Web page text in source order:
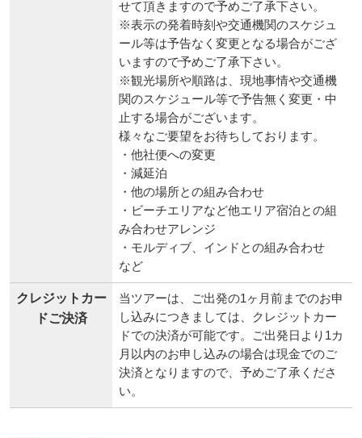
せて頂きますので予めご了承下さい。
※表示の発着時刻や交通機関のスケジュ
ール等は予告なく変更となる場合がござ
いますので予めご了承下さい。
※観光場所や順路は、現地事情や交通機
関のスケジュール等で予告無く変更・中
止する場合がございます。
様々なご要望をお待ちしております。
・他社便への変更
・減延泊
・他の場所との組み合わせ
・ビーチエリアなど他エリア宿泊との組
み合わせアレンジ
・モルディブ、インドとの組み合わせ
など
クレジットカー
ドご決済
当ツアーは、ご出発の1ヶ月前までのお申
し込みにつきましては、クレジットカー
ドでの決済が可能です。ご出発日より1カ
月以内のお申し込みの場合は現金でのご
決済となりますので、予めご了承くださ
い。